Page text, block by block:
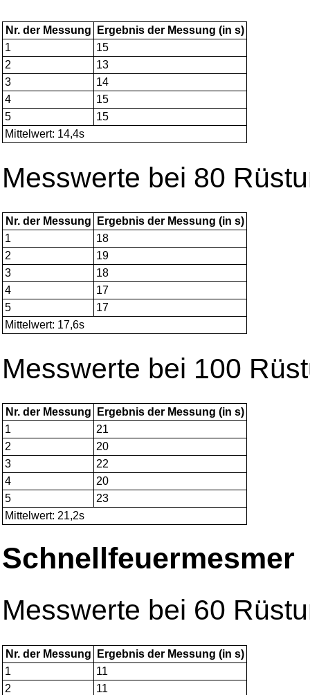
Nr. der Messung
Ergebnis der Messung (in s)
1
15
2
13
3
14
4
15
5
15
Mittelwert: 14,4s
Messwerte bei 80
Nr. der Messung
Ergebnis der Messung (in s)
1
18
2
19
3
18
4
17
5
17
Mittelwert: 17,6s
Messwerte bei 100
Nr. der Messung
Ergebnis der Messung (in s)
1
21
2
20
3
22
4
20
5
23
Mittelwert: 21,2s
Schnellfeuermesmer
Messwerte bei 60
Nr. der Messung
Ergebnis der Messung (in s)
1
11
2
11